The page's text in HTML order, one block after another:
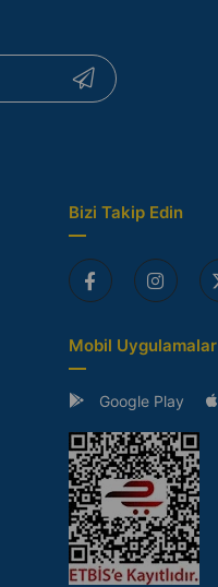
Bizi Takip Edin
Mobil Uygulamalar
Google Play